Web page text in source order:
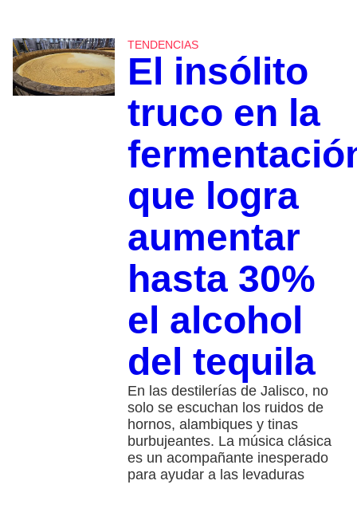
TENDENCIAS
El insólito
truco en la
que logra
aumentar
hasta 30%
el alcohol
del tequila
En las destilerías de Jalisco, no
solo se escuchan los ruidos de
hornos, alambiques y tinas
burbujeantes. La música clásica
es un acompañante inesperado
para ayudar a las levaduras